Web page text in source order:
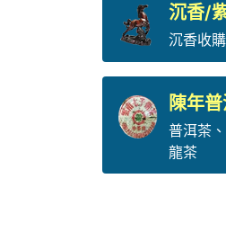
沉香/
沉香收
陳年
普洱茶、
龍茶